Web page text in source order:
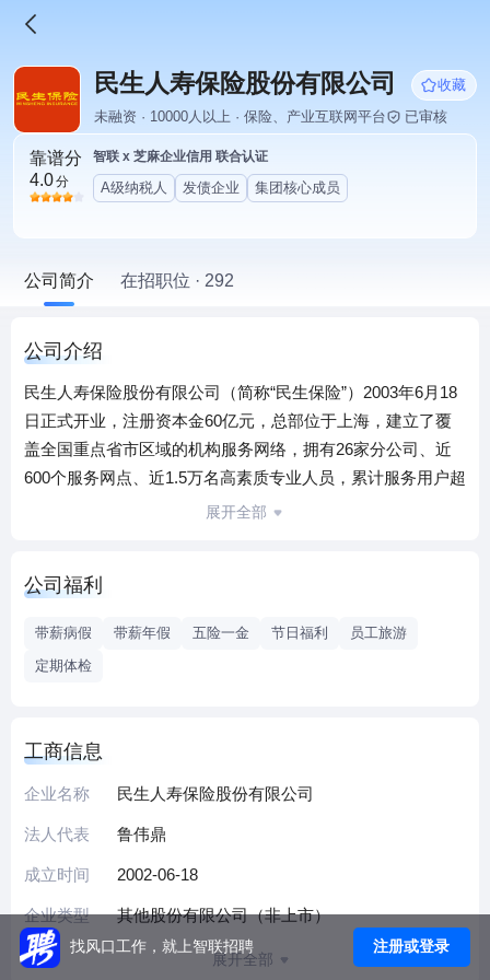
民生人寿保险股份有限公司
收藏
未融资 · 10000人以上 · 保险、产业互联网平台
已审核
靠谱分
4.0分
智联 x 芝麻企业信用 联合认证
A级纳税人 发债企业 集团核心成员
公司简介 在招职位 · 292
公司介绍
民生人寿保险股份有限公司（简称“民生保险”）2003年6月18
日正式开业，注册资本金60亿元，总部位于上海，建立了覆
盖全国重点省市区域的机构服务网络，拥有26家分公司、近
600个服务网点、近1.5万名高素质专业人员，累计服务用户超
1064万人，支付理赔款总额超81亿元。截至2023年底，公司
付能力充足率202%，核心偿付能力充足率143%；监管体系评
金融需求出发，积极稳妥布局资产管理、康养旅、基金管理
公司，逐步构建具有民生特色的“保险+能源”模式。
展开全部
公司福利
带薪病假 带薪年假 五险一金 节日福利
员工旅游
定期体检
工商信息
企业名称 民生人寿保险股份有限公司
法人代表 鲁伟鼎
成立时间 2002-06-18
企业类型 其他股份有限公司（非上市）
展开全部
找风口工作，就上智联招聘 注册或登录